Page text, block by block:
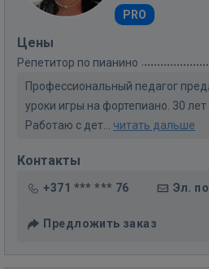
PRO
Цены
Репетитор по пианино
Профессиональный педагог
уроки игры на фортепиано. 30 лет
Работаю с дет... читать дальше
Контакты
+371 *** *** 76 Эл.
Предложить заказ